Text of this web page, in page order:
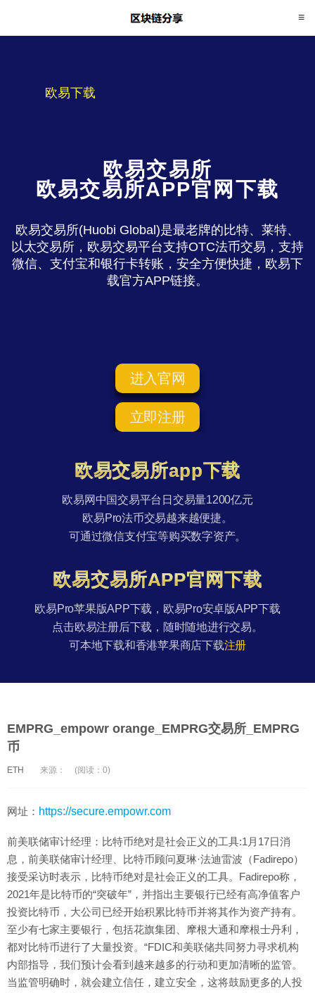
欧易下载
欧易交易所
欧易交易所APP官网下载
欧易交易所(Huobi Global)是最老牌的比特、莱特、
以太交易所，欧易交易平台支持OTC法币交易，支持
微信、支付宝和银行卡转账，安全方便快捷，欧易下
载官方APP链接。
进入官网
立即注册
欧易交易所app下载
欧易网中国交易平台日交易量1200亿元
欧易Pro法币交易越来越便捷。
可通过微信支付宝等购买数字资产。
欧易交易所APP官网下载
欧易Pro苹果版APP下载，欧易Pro安卓版APP下载
点击欧易注册后下载，随时随地进行交易。
可本地下载和香港苹果商店下载注册
EMPRG_empowr orange_EMPRG交易所_EMPRG
币
ETH 来源： (阅读：0)
网址： https://secure.empowr.com
前美联储审计经理：比特币绝对是社会正义的工具:1月17日消
息，前美联储审计经理、比特币顾问夏琳·法迪雷波（Fadirepo）
接受采访时表示，比特币绝对是社会正义的工具。Fadirepo称，
2021年是比特币的“突破年”，并指出主要银行已经有高净值客户
投资比特币，大公司已经开始积累比特币并将其作为资产持有。
至少有七家主要银行，包括花旗集团、摩根大通和摩根士丹利，
都对比特币进行了大量投资。“FDIC和美联储共同努力寻求机构
内部指导，我们预计会看到越来越多的行动和更加清晰的监管。
当监管明确时，就会建立信任，建立安全，这将鼓励更多的人投